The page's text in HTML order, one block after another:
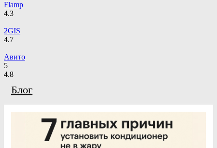
Flamp
4.3
2GIS
4.7
Авито
5
4.8
Блог